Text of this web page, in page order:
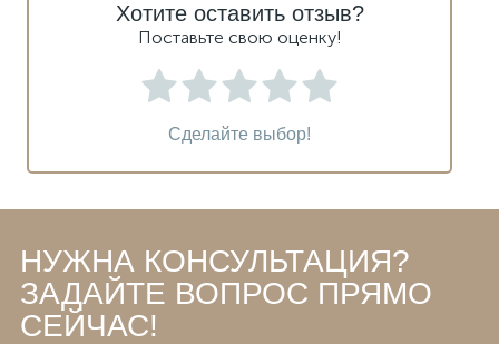
Хотите оставить отзыв?
Поставьте свою оценку!
Сделайте выбор!
НУЖНА КОНСУЛЬТАЦИЯ?
ЗАДАЙТЕ ВОПРОС ПРЯМО
СЕЙЧАС!